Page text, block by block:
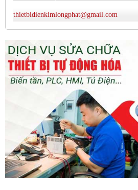
thietbidienkimlongphat@gmail.com